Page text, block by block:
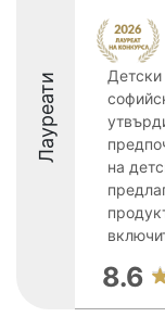
Лауреати
на
8.6